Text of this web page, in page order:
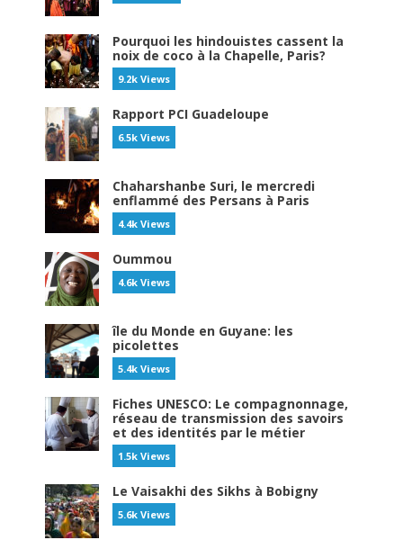
Pourquoi les hindouistes cassent la
noix de coco à la Chapelle, Paris?
9.2k Views
Rapport PCI Guadeloupe
6.5k Views
Chaharshanbe Suri, le mercredi
enflammé des Persans à Paris
4.4k Views
Oummou
4.6k Views
île du Monde en Guyane: les
picolettes
5.4k Views
Fiches UNESCO: Le compagnonnage,
réseau de transmission des savoirs
et des identités par le métier
1.5k Views
Le Vaisakhi des Sikhs à Bobigny
5.6k Views